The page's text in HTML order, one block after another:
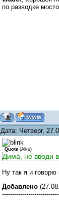
по разводке
Дата: Четверг,
Quote (Aiku)
Дима, не вводи
Ну так я и
Добавлено